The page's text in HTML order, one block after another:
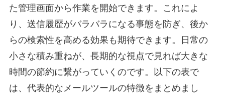
た管理画面から作業を開始できます。これによ
り、送信履歴がバラバラになる事態を防ぎ、後か
らの検索性を高める効果も期待できます。日常の
小さな積み重ねが、長期的な視点で見れば大きな
時間の節約に繋がっていくのです。以下の表で
は、代表的なメールツールの特徴をまとめまし